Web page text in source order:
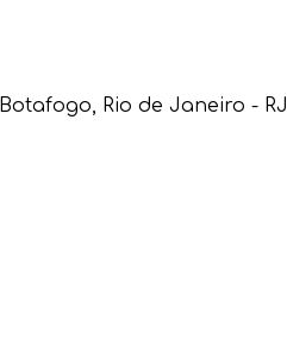
Rio de Janeiro - RJ